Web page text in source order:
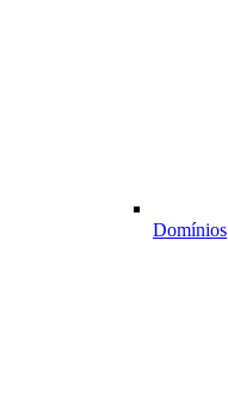
Domínios